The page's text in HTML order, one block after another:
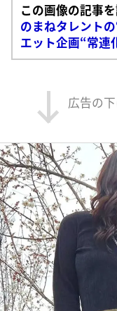
この画像の記事
のまねタレント
エット企画“常連
広告の